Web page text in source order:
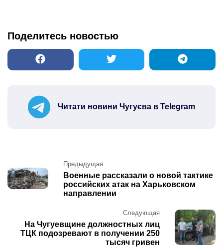
Поделитесь новостью
Читати новини Чугуєва в Telegram
Post
navigation
Предыдущая
Военные рассказали о новой тактике
российских атак на Харьковском
направлении
Следующая
На Чугуевщине должностных лиц
ТЦК подозревают в получении 250
тысяч гривен